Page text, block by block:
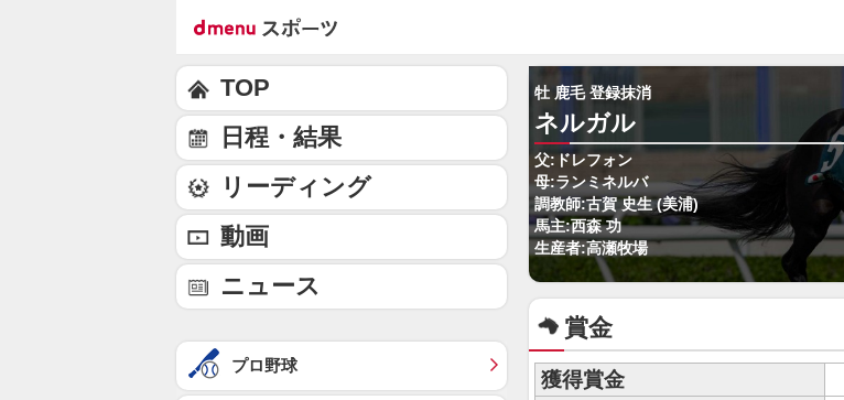
牡 鹿毛 登録抹消
ネルガル
父:ドレフォン
母:ランミネルバ
調教師:古賀 史生 (美浦)
馬主:西森 功
生産者:高瀬牧場
賞金
獲得賞金
TOP
日程・結果
リーディング
動画
ニュース
プロ野球